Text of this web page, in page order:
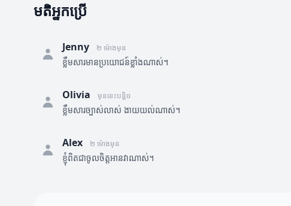
មតិអ្នកប្រើ
Jenny ២ ម៉ោងមុន
ខ្លឹមសារមានប្រយោជន៍ខ្លាំងណាស់។
Olivia មុននេះបន្តិច
ខ្លឹមសារច្បាស់លាស់ ងាយយល់ណាស់។
Alex ២ ម៉ោងមុន
ខ្ញុំពិតជាចូលចិត្តអានវាណាស់។